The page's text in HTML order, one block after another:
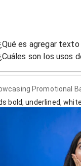
es agregar texto
son los usos
Promotional
bold, underlined,